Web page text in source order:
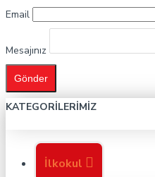
Email
Mesajınız
Gönder
KATEGORILERIMIZ
İlkokul